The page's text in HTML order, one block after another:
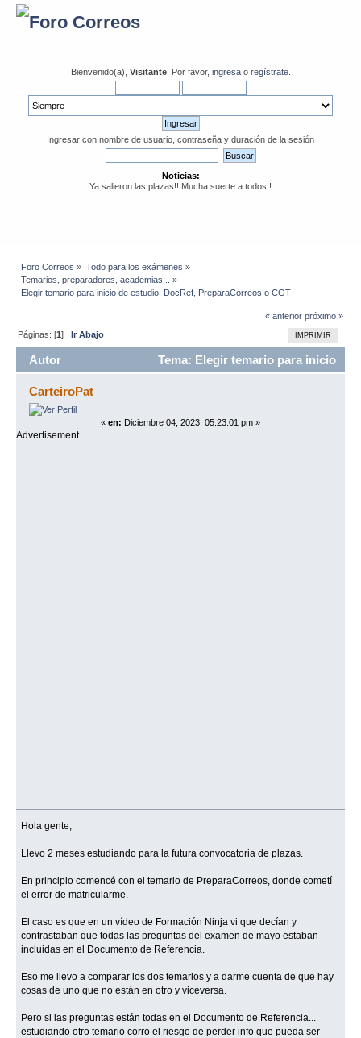
Bienvenido(a), Visitante. Por favor, ingresao regístrate.
Ingresar con nombre de usuario, contraseña y duración de la sesión
Noticias:
Ya salieron las plazas!! Mucha suerte a todos!!
Foro Correos » Todo para los exámenes »
Temarios, preparadores, academias...
»
Elegir temario para inicio de estudio: DocRef, PreparaCorreos o CGT
« anterior próximo »
IMPRIMIR
Páginas: [1]Ir Abajo
Autor
Tema: Elegir temario para inicio
de estudio: DocRef, PreparaCorreos o CGT (Leído
7383 veces)
CarteiroPat
« en: Diciembre 04, 2023, 05:23:01 pm »
Advertisement
Hola gente,
Llevo 2 meses estudiando para la futura convocatoria de plazas.
En principio comencé con el temario de PreparaCorreos, donde cometí
el error de matricularme.
El caso es que en un vídeo de Formación Ninja vi que decían y
contrastaban que todas las preguntas del examen de mayo estaban
incluidas en el Documento de Referencia.
Eso me llevo a comparar los dos temarios y a darme cuenta de que hay
cosas de uno que no están en otro y viceversa.
Pero si las preguntas están todas en el Documento de Referencia...
estudiando otro temario corro el riesgo de perder info que pueda ser